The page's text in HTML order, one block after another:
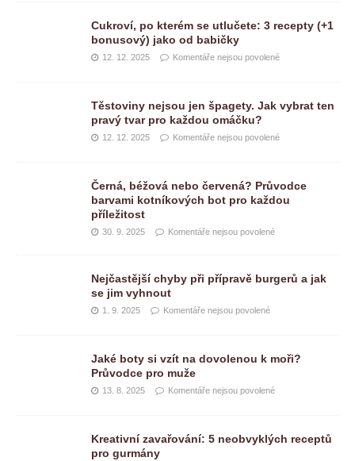
Cukroví, po kterém se utlučete: 3 recepty (+1
bonusový) jako od babičky
12. 12. 2025 Komentáře nejsou povolené
Těstoviny nejsou jen špagety. Jak vybrat ten
pravý tvar pro každou omáčku?
12. 12. 2025 Komentáře nejsou povolené
Černá, béžová nebo červená? Průvodce
barvami kotníkových bot pro každou
příležitost
30. 9. 2025 Komentáře nejsou povolené
Nejčastější chyby při přípravě burgerů a jak
se jim vyhnout
1. 9. 2025 Komentáře nejsou povolené
Jaké boty si vzít na dovolenou k moři?
Průvodce pro muže
13. 8. 2025 Komentáře nejsou povolené
Kreativní zavařování: 5 neobvyklých receptů
pro gurmány